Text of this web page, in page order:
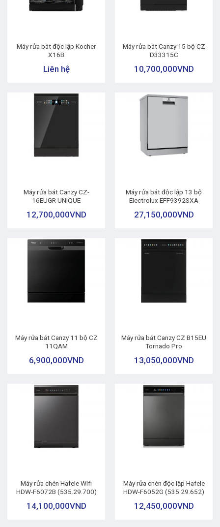
Máy rửa bát độc lập Kocher
X16B
Liên hệ
Máy rửa bát Canzy 15 bộ CZ
D33315C
10,700,000VND
Máy rửa bát Canzy CZ-
16EUGR UNIQUE
12,700,000VND
Máy rửa bát độc lập 13 bộ
Electrolux EFF9392SXA
27,150,000VND
Máy rửa bát Canzy 11 bộ CZ
11QAM
6,900,000VND
Máy rửa bát Canzy CZ B15EU
Tornado Pro
13,050,000VND
Máy rửa chén Hafele Wifi
HDW-F6072B (535.29.700)
14,100,000VND
Máy rửa chén độc lập Hafele
HDW-F6052G (535.29.652)
12,450,000VND